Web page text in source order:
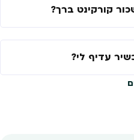
קורקינט ברך?
עדיף לי?